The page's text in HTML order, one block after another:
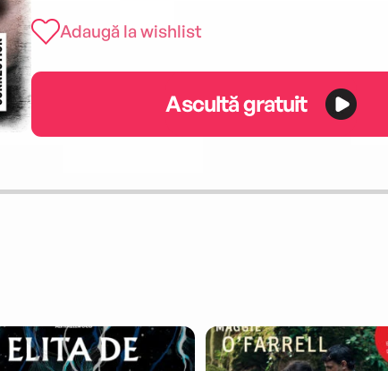
Adaugă la wishlist
Ascultă gratuit